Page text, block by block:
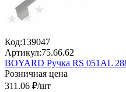
Код:139047
Артикул:75.66.62
BOYARD Ручка RS 051AL
Розничная цена
311.06 ₽/шт